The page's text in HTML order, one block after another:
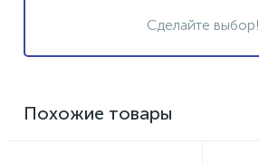
Сделайте выбор!
Похожие товары